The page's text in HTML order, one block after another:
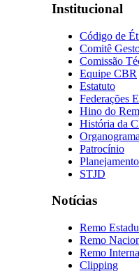
Institucional
Código de
Comitê
Comissão
Equipe CBR
Estatuto
Federações
Hino do
História da
Patrocínio
STJD
Notícias
Remo
Remo
Remo
Clipping